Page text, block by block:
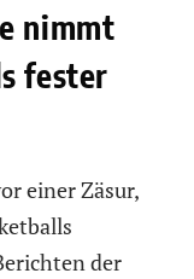
nimmt
fester
einer Zäsur,
der